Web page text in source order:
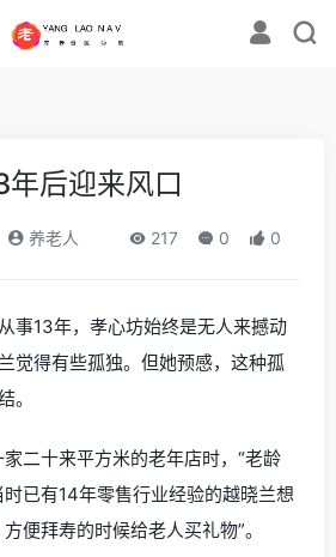
后迎来风口
养老人 217 0 0
事13年，孝心坊始终是无人来撼动
觉得有些孤独。但她预感，这种孤
。
二十来平方米的老年店时，“老龄
已有14年零售行业经验的越晓兰想
便拜寿的时候给老人买礼物”。